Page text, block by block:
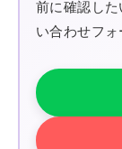
前に確認し
い合わせフォ